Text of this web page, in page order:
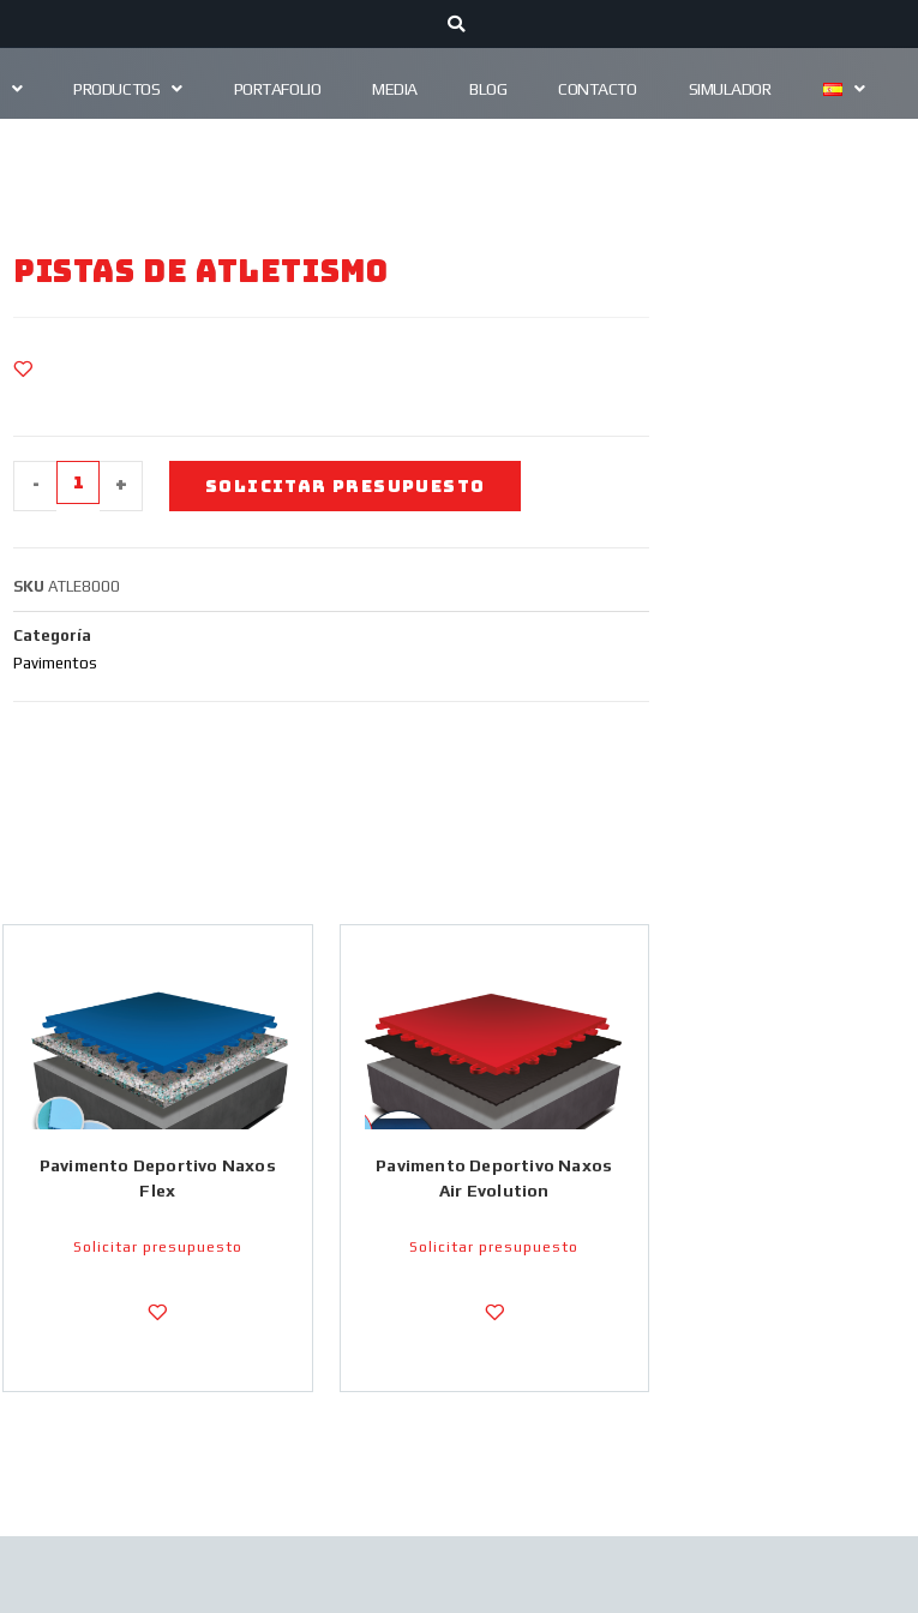
PRODUCTOS PORTAFOLIO MEDIA BLOG CONTACTO SIMULADOR
Pistas De Atletismo
- + SOLICITAR PRESUPUESTO
SKU ATLE8000
Categoría
Pavimentos
Pavimento Deportivo Naxos
Flex
Solicitar presupuesto
Pavimento Deportivo Naxos
Air Evolution
Solicitar presupuesto